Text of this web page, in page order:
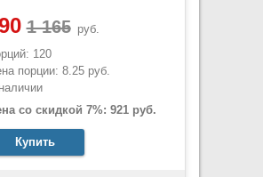
руб.
120
порции: 8.25 руб.
со скидкой 7%: 921 руб.
Купить